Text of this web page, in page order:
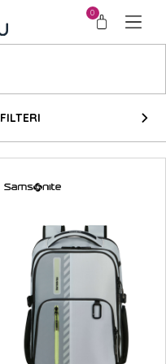
0
FILTERI